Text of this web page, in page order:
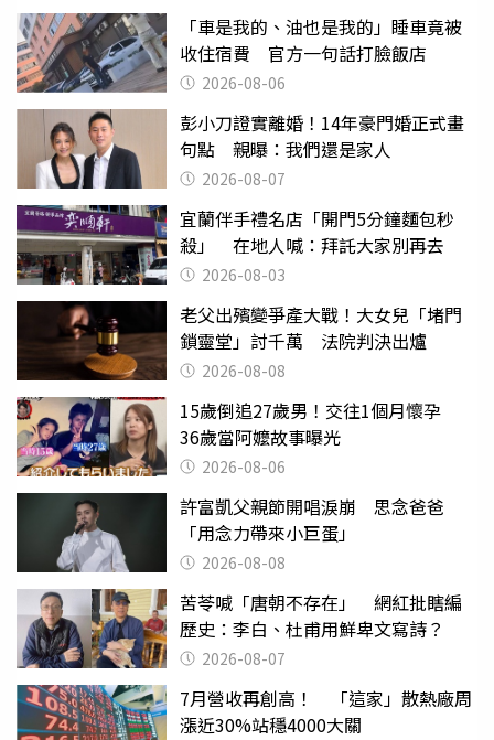
「車是我的、油也是我的」睡車竟被
收住宿費 官方一句話打臉飯店
2026-08-06
彭小刀證實離婚！14年豪門婚正式畫
句點 親曝：我們還是家人
2026-08-07
宜蘭伴手禮名店「開門5分鐘麵包秒
殺」 在地人喊：拜託大家別再去
2026-08-03
老父出殯變爭產大戰！大女兒「堵門
鎖靈堂」討千萬 法院判決出爐
2026-08-08
15歲倒追27歲男！交往1個月懷孕
36歲當阿嬤故事曝光
2026-08-06
許富凱父親節開唱淚崩 思念爸爸
「用念力帶來小巨蛋」
2026-08-08
苦苓喊「唐朝不存在」 網紅批瞎編
歷史：李白、杜甫用鮮卑文寫詩？
2026-08-07
7月營收再創高！ 「這家」散熱廠周
漲近30%站穩4000大關